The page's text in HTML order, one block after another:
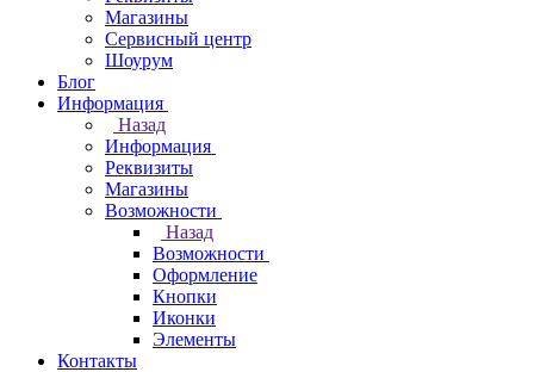
Магазины
Сервисный центр
Шоурум
Блог
Информация
Назад
Информация
Реквизиты
Магазины
Возможности
Назад
Возможности
Оформление
Кнопки
Иконки
Элементы
Контакты